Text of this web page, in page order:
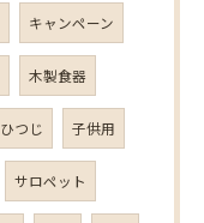
キャンペーン
木製食器
ひつじ 子供用
サロペット